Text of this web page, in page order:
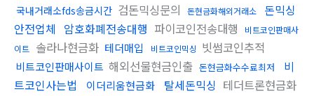
국내거래소fds송금시간 검돈믹싱문의 돈현금화해외거래소
돈믹싱
안전업체 암호화폐전송대행 파이코인전송대행
비트코인판매사
이트
솔라나현금화 테더매입 비트코인믹싱 빗썸코인추적
비트코인판매사이트 해외선물현금인출 돈현금화수수료최저
비
트코인사는법
이더리움현금화 탈세돈믹싱 테더트론현금화